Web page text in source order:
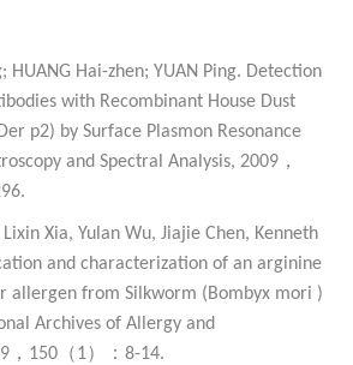
HUANG Hai-zhen; YUAN Ping. Detection
with Recombinant House Dust
p2) by Surface Plasmon Resonance
and Spectral Analysis, 2009 ，
Xia, Yulan Wu, Jiajie Chen, Kenneth
and characterization of an arginine
allergen from Silkworm (Bombyx mori )
Archives of Allergy and
， 150 （1）：8-14.